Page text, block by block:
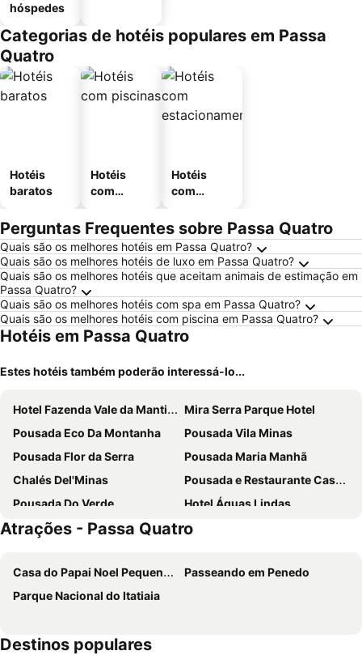
hóspedes
Categorias de hotéis populares em Passa
Quatro
Hotéis
baratos
Hotéis
com
Hotéis
com
mento
Perguntas Frequentes sobre Passa Quatro
Quais são os melhores hotéis em Passa Quatro?
Quais são os melhores hotéis de luxo em Passa Quatro?
Quais são os melhores hotéis que aceitam animais de estimação em
Passa Quatro?
Quais são os melhores hotéis com spa em Passa Quatro?
Quais são os melhores hotéis com piscina em Passa Quatro?
Hotéis em Passa Quatro
Estes hotéis também poderão interessá-lo...
Hotel Fazenda Vale da Mantiqueira
Mira Serra Parque Hotel
Pousada Eco Da Montanha
Pousada Vila Minas
Pousada Flor da Serra
Pousada Maria Manhã
Chalés Del'Minas
Pousada e Restaurante Casarão
Pousada Do Verde
Hotel Águas Lindas
Atrações - Passa Quatro
Casa do Papai Noel Pequena Finlândia
Passeando em Penedo
Parque Nacional do Itatiaia
Destinos populares